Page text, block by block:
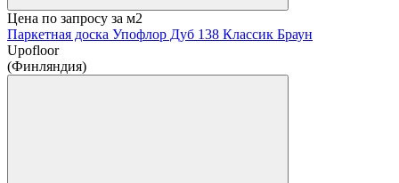
Цена по запросу за м2
Паркетная доска Упофлор Дуб 138 Классик Браун
Upofloor
(Финляндия)